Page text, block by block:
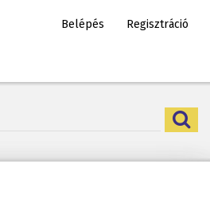
Belépés Regisztráció